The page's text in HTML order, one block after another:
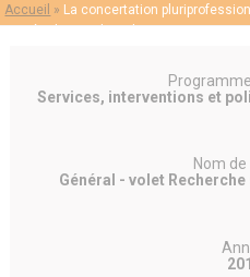
Accueil » La concertation
une étude interdisciplinaire – François
Services, interventions et
Nom de
Général - volet